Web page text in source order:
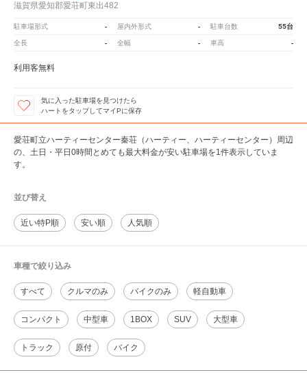
滋賀県愛知郡愛荘町東出482
駐車場形式 - 屋内外形式 - 駐車台数 55台
全長 - 全幅 - 車高 -
利用客無料
気に入った駐車場を見つけたら
ハートをタップしてマイPに保存
愛荘町立ハーティーセンター秦荘（ハーティー、ハーティーセンター）周辺
の、土日・平日0時間とめても最大料金が安い駐車場を1件表示していま
す。
並び替え
近い特P順 安い順 人気順
車種で絞り込み
すべて クルマのみ バイクのみ 軽自動車
コンパクト 中型車 1BOX SUV 大型車
トラック 原付 バイク